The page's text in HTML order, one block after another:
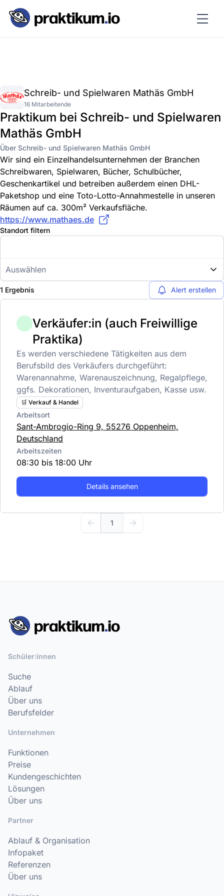
Schreib- und Spielwaren Mathäs GmbH
16 Mitarbeitende
Praktikum bei Schreib- und Spielwaren
Mathäs GmbH
Über Schreib- und Spielwaren Mathäs GmbH
Wir sind ein Einzelhandelsunternehmen der Branchen
Schreibwaren, Spielwaren, Bücher, Schulbücher,
Geschenkartikel und betreiben außerdem einen DHL-
Paketshop und eine Toto-Lotto-Annahmestelle in unseren
Räumen auf ca. 300m² Verkaufsfläche.
https://www.mathaes.de
Standort filtern
Auswählen
1 Ergebnis Alert erstellen
Verkäufer:in (auch Freiwillige
Praktika)
Es werden verschiedene Tätigkeiten aus dem
Berufsbild des Verkäufers durchgeführt:
Warenannahme, Warenauszeichnung, Regalpflege,
ggfs. Dekorationen, Inventuraufgaben, Kasse usw.
🛒 Verkauf & Handel
Arbeitsort
Sant-Ambrogio-Ring 9, 55276 Oppenheim,
Deutschland
Arbeitszeiten
08:30 bis 18:00 Uhr
Details ansehen
1
Schüler:innen
Suche
Ablauf
Über uns
Berufsfelder
Unternehmen
Funktionen
Preise
Kundengeschichten
Lösungen
Über uns
Partner
Ablauf & Organisation
Infopaket
Referenzen
Über uns